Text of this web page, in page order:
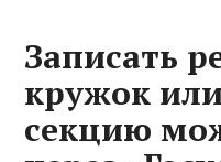
Записать
кружок
секцию